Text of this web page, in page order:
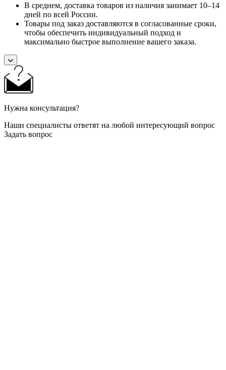
В среднем, доставка товаров из наличия занимает 10–14
дней по всей России.
Товары под заказ доставляются в согласованные сроки,
чтобы обеспечить индивидуальный подход и
максимально быстрое выполнение вашего заказа.
Нужна консультация?
Наши специалисты ответят на любой интересующий вопрос
Задать вопрос